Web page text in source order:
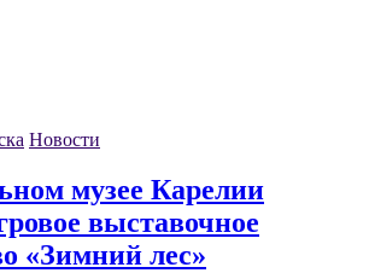
Новости
музее Карелии
выставочное
«Зимний лес»